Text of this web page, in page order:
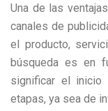
Una de las
canales de
el producto,
búsqueda es en
significar el inicio
etapas, ya sea de